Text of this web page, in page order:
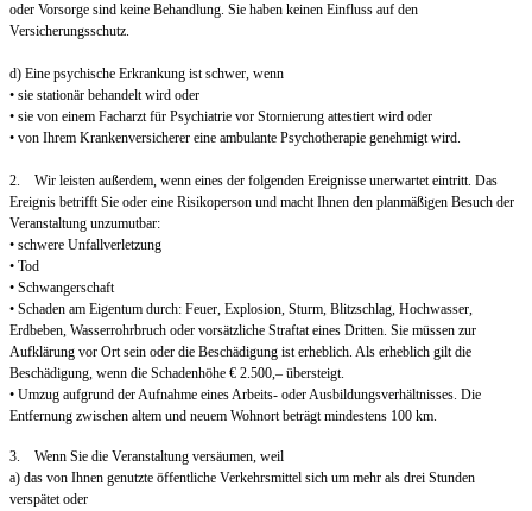
oder Vorsorge sind keine Behandlung. Sie haben keinen Einfluss auf den
Versicherungsschutz.
d) Eine psychische Erkrankung ist schwer, wenn
• sie stationär behandelt wird oder
• sie von einem Facharzt für Psychiatrie vor Stornierung attestiert wird oder
• von Ihrem Krankenversicherer eine ambulante Psychotherapie genehmigt wird.
2. Wir leisten außerdem, wenn eines der folgenden Ereignisse unerwartet eintritt. Das
Ereignis betrifft Sie oder eine Risikoperson und macht Ihnen den planmäßigen Besuch der
Veranstaltung unzumutbar:
• schwere Unfallverletzung
• Tod
• Schwangerschaft
• Schaden am Eigentum durch: Feuer, Explosion, Sturm, Blitzschlag, Hochwasser,
Erdbeben, Wasserrohrbruch oder vorsätzliche Straftat eines Dritten. Sie müssen zur
Aufklärung vor Ort sein oder die Beschädigung ist erheblich. Als erheblich gilt die
Beschädigung, wenn die Schadenhöhe € 2.500,– übersteigt.
• Umzug aufgrund der Aufnahme eines Arbeits- oder Ausbildungsverhältnisses. Die
Entfernung zwischen altem und neuem Wohnort beträgt mindestens 100 km.
3. Wenn Sie die Veranstaltung versäumen, weil
a) das von Ihnen genutzte öffentliche Verkehrsmittel sich um mehr als drei Stunden
verspätet oder